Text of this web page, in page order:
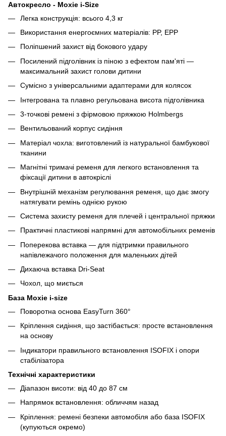
Автокресло - Moxie i-Size
Легка конструкція: всього 4,3 кг
Використання енергоємних матеріалів: PP, EPP
Поліпшений захист від бокового удару
Посилений підголівник із піною з ефектом пам'яті —
максимальний захист голови дитини
Сумісно з універсальними адаптерами для колясок
Інтегрована та плавно регульована висота підголівника
3-точкові ремені з фірмовою пряжкою Holmbergs
Вентильований корпус сидіння
Матеріал чохла: виготовлений із натуральної бамбукової
тканини
Магнітні тримачі ременя для легкого встановлення та
фіксації дитини в автокріслі
Внутрішній механізм регулювання ременя, що дає змогу
натягувати ремінь однією рукою
Система захисту ременя для плечей і центральної пряжки
Практичні пластикові напрямні для автомобільних ременів
Поперекова вставка — для підтримки правильного
напівлежачого положення для маленьких дітей
Дихаюча вставка Dri-Seat
Чохол, що миється
База Moxie i-size
Поворотна основа EasyTurn 360°
Кріплення сидіння, що застібається: просте встановлення
на основу
Індикатори правильного встановлення ISOFIX і опори
стабілізатора
Технічні характеристики
Діапазон висоти: від 40 до 87 см
Напрямок встановлення: обличчям назад
Кріплення: ремені безпеки автомобіля або база ISOFIX
(купуються окремо)